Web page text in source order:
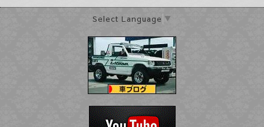
Select Language ▼